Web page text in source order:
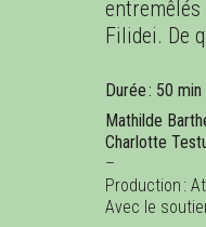
Filidei. De
Durée : 50 min
Mathilde
Charlotte
–
Production :
Avec le